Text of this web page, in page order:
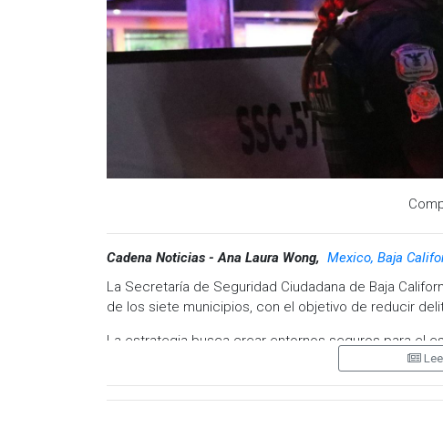
Cadena Noticias - Ana Laura Wong, Mexico, Baja
La Secretaría de Seguridad Ciudadana de Baja
de los siete municipios, con el objetivo de reducir
La estrategia busca crear entornos seguros para el